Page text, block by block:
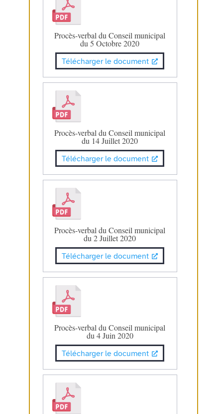
Procès-verbal du Conseil municipal
du 5 Octobre 2020
Télécharger le document
Procès-verbal du Conseil municipal
du 14 Juillet 2020
Télécharger le document
Procès-verbal du Conseil municipal
du 2 Juillet 2020
Télécharger le document
Procès-verbal du Conseil municipal
du 4 Juin 2020
Télécharger le document